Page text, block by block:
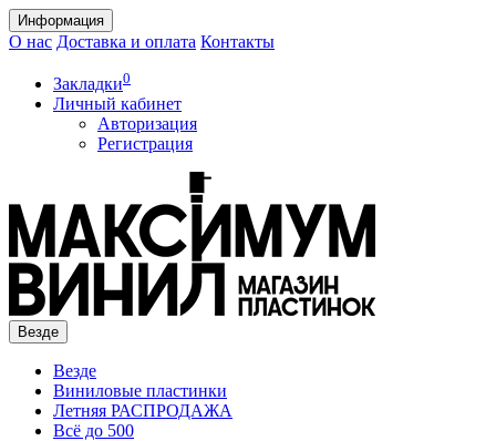
Информация
О нас Доставка и оплата Контакты
Закладки0
Личный кабинет
Авторизация
Регистрация
Везде
Везде
Виниловые пластинки
Летняя РАСПРОДАЖА
Всё до 500